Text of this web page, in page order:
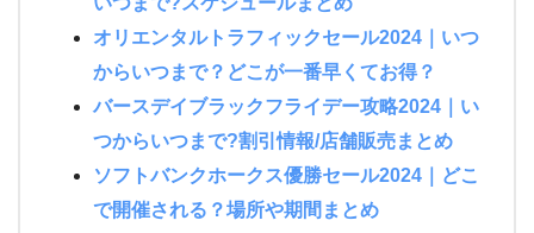
オリエンタルトラフィックセール2024｜いつ
からいつまで？どこが一番早くてお得？
バースデイブラックフライデー攻略2024｜い
つからいつまで?割引情報/店舗販売まとめ
ソフトバンクホークス優勝セール2024｜どこ
で開催される？場所や期間まとめ